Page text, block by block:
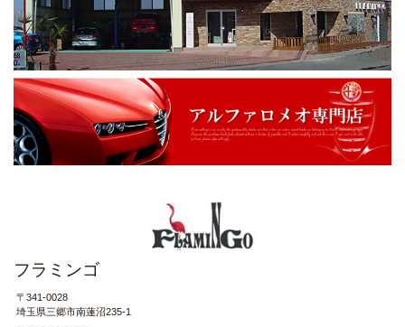
フラミンゴ
〒341-0028
埼玉県三郷市南蓮沼235-1